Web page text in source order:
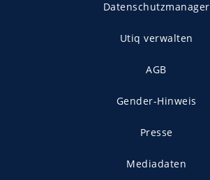
Datenschutzmanager
Utiq verwalten
AGB
Gender-Hinweis
Presse
Mediadaten